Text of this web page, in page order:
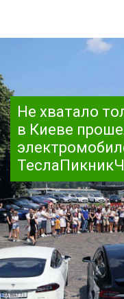
Не хватало
в Киеве